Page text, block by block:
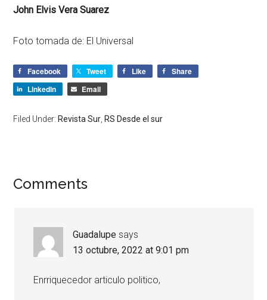
John Elvis Vera Suarez
Foto tomada de: El Universal
Facebook Tweet Like
Share
LinkedIn
Email
Filed Under: Revista Sur RS Desde el sur
Comments
Guadalupe says
13 octubre, 2022 at 9:01 pm
Enrriquecedor articulo politico,